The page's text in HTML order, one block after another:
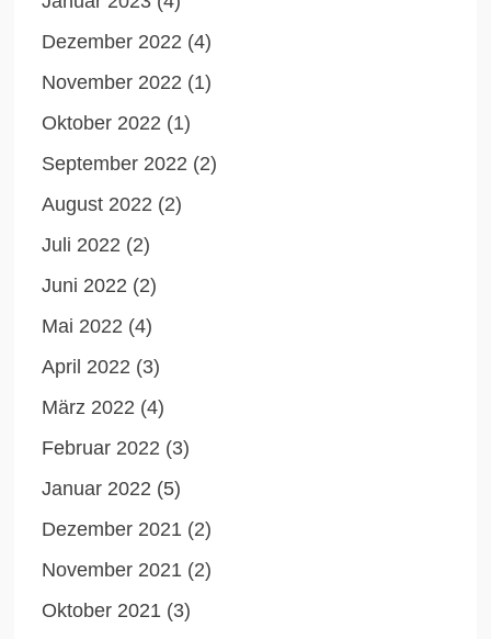
Dezember 2022 (4)
November 2022 (1)
Oktober 2022 (1)
September 2022 (2)
August 2022 (2)
Juli 2022 (2)
Juni 2022 (2)
Mai 2022 (4)
April 2022 (3)
März 2022 (4)
Februar 2022 (3)
Januar 2022 (5)
Dezember 2021 (2)
November 2021 (2)
Oktober 2021 (3)